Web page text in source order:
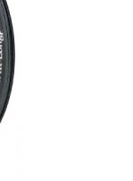
EVASI